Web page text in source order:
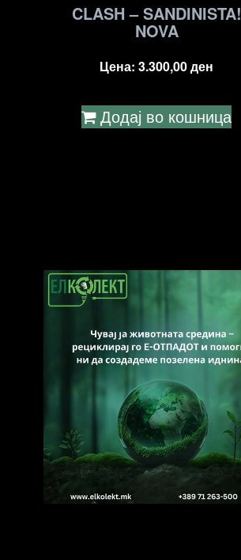
CLASH – SANDINISTA!
NOVA
Цена:3.300,00ден
Додај во кошница